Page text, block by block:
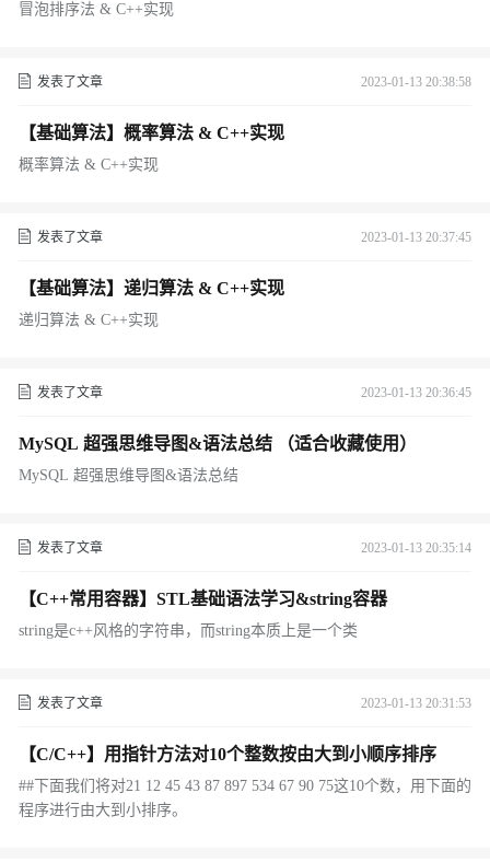
冒泡排序法 & C++实现
发表了文章 2023-01-13 20:38:58
【基础算法】概率算法 & C++实现
概率算法 & C++实现
发表了文章 2023-01-13 20:37:45
【基础算法】递归算法 & C++实现
递归算法 & C++实现
发表了文章 2023-01-13 20:36:45
MySQL 超强思维导图&语法总结 （适合收藏使用）
MySQL 超强思维导图&语法总结
发表了文章 2023-01-13 20:35:14
【C++常用容器】STL基础语法学习&string容器
string是c++风格的字符串，而string本质上是一个类
发表了文章 2023-01-13 20:31:53
【C/C++】用指针方法对10个整数按由大到小顺序排序
##下面我们将对21 12 45 43 87 897 534 67 90 75这10个数，用下面的
程序进行由大到小排序。